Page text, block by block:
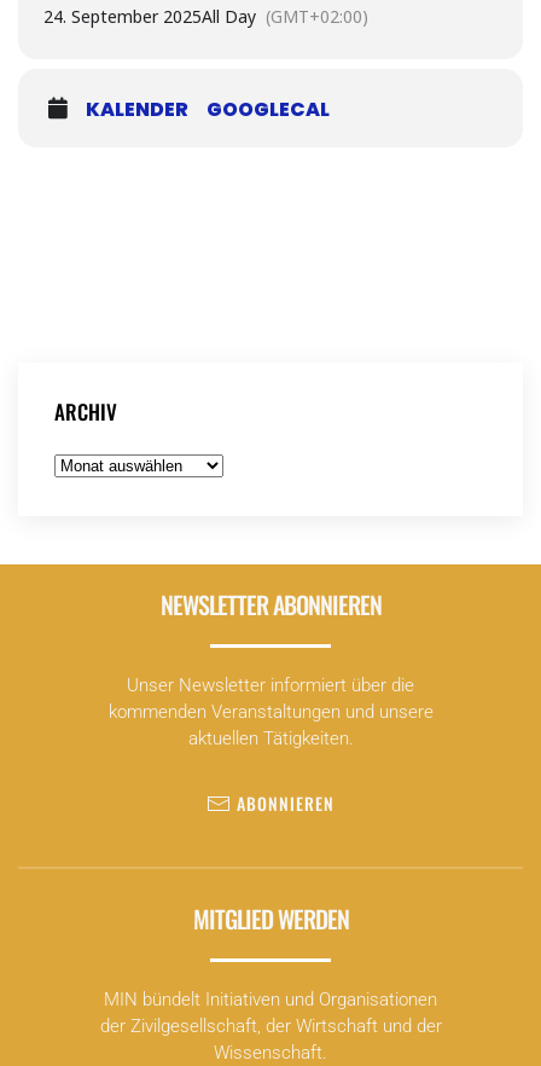
Diktatur und gehen der Frage nach Loyalität,
Handlungsspielräume gab es? Wie setzte sich die
24. September 2025All Day (GMT+02:00)
KALENDER GOOGLECAL
ARCHIV
Archiv
NEWSLETTER ABONNIEREN
Unser Newsletter informiert über die
kommenden Veranstaltungen und unsere
aktuellen Tätigkeiten.
ABONNIEREN
MITGLIED WERDEN
MIN bündelt Initiativen und Organisationen
der Zivilgesellschaft, der Wirtschaft und der
Wissenschaft.